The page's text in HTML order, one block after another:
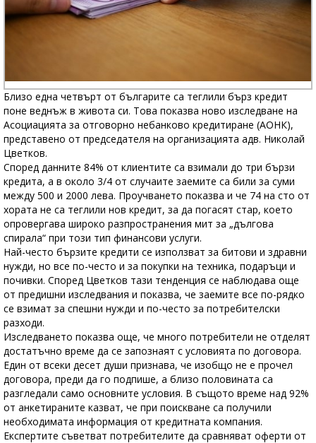
Близо една четвърт от българите са теглили бърз кредит
поне веднъж в живота си. Това показва ново изследване на
Асоциацията за отговорно небанково кредитиране (АОНК),
представено от председателя на организацията адв. Николай
Цветков.
Според данните 84% от клиентите са взимали до три бързи
кредита, а в около 3/4 от случаите заемите са били за суми
между 500 и 2000 лева. Проучването показва и че 74 на сто от
хората не са теглили нов кредит, за да погасят стар, което
опровергава широко разпространения мит за „дългова
спирала“ при този тип финансови услуги.
Най-често бързите кредити се използват за битови и здравни
нужди, но все по-често и за покупки на техника, подаръци и
почивки. Според Цветков тази тенденция се наблюдава още
от предишни изследвания и показва, че заемите все по-рядко
се взимат за спешни нужди и по-често за потребителски
разходи.
Изследването показва още, че много потребители не отделят
достатъчно време да се запознаят с условията по договора.
Един от всеки десет души признава, че изобщо не е прочел
договора, преди да го подпише, а близо половината са
разгледали само основните условия. В същото време над 92%
от анкетираните казват, че при поискване са получили
необходимата информация от кредитната компания.
Експертите съветват потребителите да сравняват оферти от